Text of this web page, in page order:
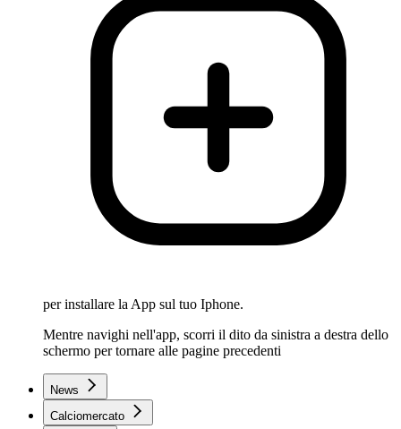
per installare la App sul tuo Iphone.
Mentre navighi nell'app, scorri il dito da sinistra a destra dello
schermo per tornare alle pagine precedenti
News
Calciomercato